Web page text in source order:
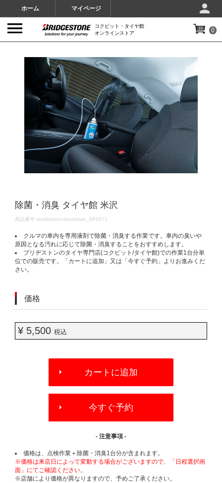
ホーム マイページ
コクピット・タイヤ館
オンラインストア
0
除菌・消臭 タイヤ館 米沢
DETAILS
商品番号 sterilization-deodorize_SP2971
クルマの車内を専用液剤で除菌・消臭する作業です。車内の臭いや
原因となる汚れに応じて除菌・消臭することをおすすめします。
ブリヂストンのタイヤ専門店(コクピット/タイヤ館)での作業1台分単
位での販売です。「カートに追加」又は「今すぐ予約」よりお進みくだ
さい。
価格
¥ 5,500 税込
OPTIONS
カートに追加
今すぐ予約
- 注意事項 -
価格は、点検作業＋除菌・消臭1台分が含まれます。
※価格は来店日によって変動する場合がございますので、「日程選択画
面」にてご確認ください。
※店舗により価格が異なりますので、予めご了承ください。